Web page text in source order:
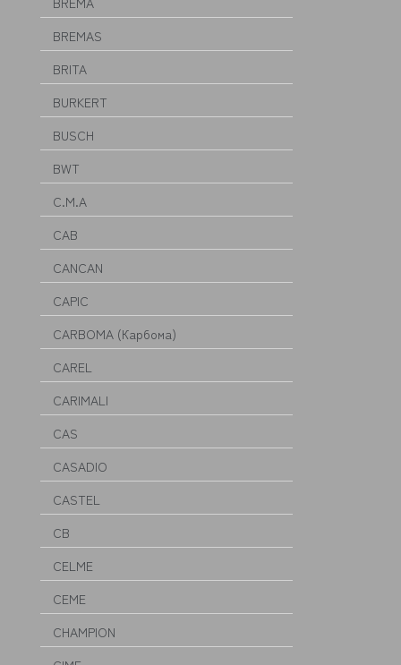
BREMAS
BRITA
BURKERT
BUSCH
BWT
C.M.A
CAB
CANCAN
CAPIC
CARBOMA (Карбома)
CAREL
CARIMALI
CAS
CASADIO
CASTEL
CB
CELME
CEME
CHAMPION